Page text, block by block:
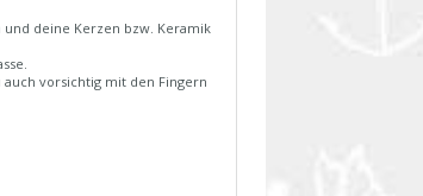
deine Kerzen bzw. Keramik
auch vorsichtig mit den Fingern